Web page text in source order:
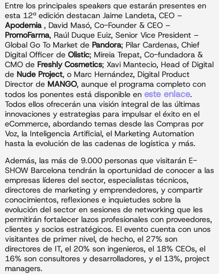
Entre los principales speakers que estarán presentes en
esta 12ª edición destacan Jaime Landeta, CEO –
Apodemia , David Masó, Co-Founder & CEO –
PromoFarma, Raúl Duque Euiz, Senior Vice President –
Global Go To Market de Pandora; Pilar Cardenas, Chief
Digital Officer de Olistic; Mireia Trepat, Co-fundadora &
CMO de Freshly Cosmetics; Xavi Mantecio, Head of Digital
de Nude Project, o Marc Hernández, Digital Product
Director de MANGO, aunque el programa completo con
todos los ponentes está disponible en este enlace.
Todos ellos ofrecerán una visión integral de las últimas
innovaciones y estrategias para impulsar el éxito en el
eCommerce, abordando temas desde las Compras por
Voz, la Inteligencia Artificial, el Marketing Automation
hasta la evolución de las cadenas de logística y más.
Además, las más de 9.000 personas que visitarán E-
SHOW Barcelona tendrán la oportunidad de conocer a las
empresas líderes del sector, especialistas técnicos,
directores de marketing y emprendedores, y compartir
conocimientos, reflexiones e inquietudes sobre la
evolución del sector en sesiones de networking que les
permitirán fortalecer lazos profesionales con proveedores,
clientes y socios estratégicos. El evento cuenta con unos
visitantes de primer nivel, de hecho, el 27% son
directores de IT, el 20% son ingenieros, el 18% CEOs, el
16% son consultores y desarrolladores, y el 13%, project
managers.